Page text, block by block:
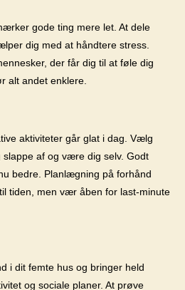
gode ting mere let. At dele
dig med at håndtere stress.
der får dig til at føle dig
alt andet enklere.
aktiviteter går glat i dag. Vælg
slappe af og være dig selv. Godt
bedre. Planlægning på forhånd
tiden, men vær åben for last-minute
i dit femte hus og bringer held
og sociale planer. At prøve